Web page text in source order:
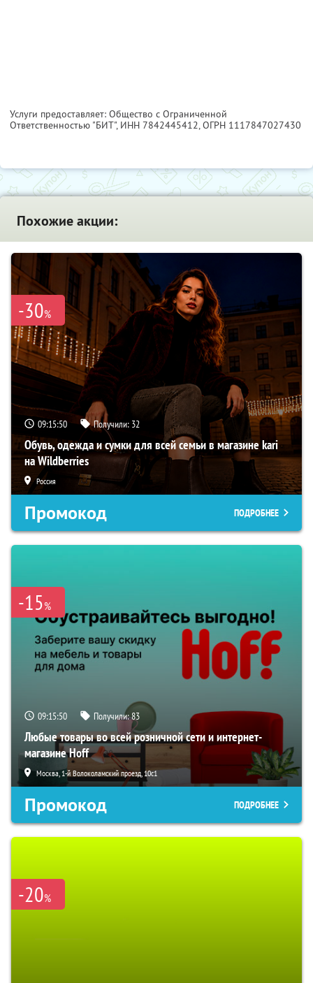
Услуги предоставляет: Общество с Ограниченной
Ответственностью "БИТ", ИНН 7842445412, ОГРН 1117847027430
Похожие акции:
-30%
09:15:49 Получили: 32
Обувь, одежда и сумки для всей семьи в магазине kari
на Wildberries
Россия
Промокод ПОДРОБНЕЕ
-15%
09:15:49 Получили:83
Любые товары во всей розничной сети и интернет-
магазине Hoff
Москва, 1-й Волоколамский проезд, 10с1
Промокод ПОДРОБНЕЕ
-20%